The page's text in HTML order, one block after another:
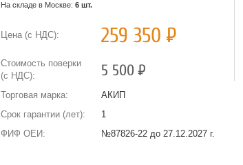
На складе в Москве: 6 шт.
Цена (с НДС): 259 350 Р
Стоимость поверки
(с НДС):
5 500Р
Торговая марка:
АКИП
Срок гарантии (лет):
1
ФИФ ОЕИ:
№87826-22 до 27.12.2027 г.